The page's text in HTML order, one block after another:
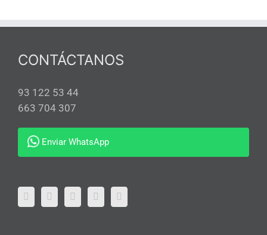
CONTÁCTANOS
93 122 53 44
663 704 307
Enviar WhatsApp